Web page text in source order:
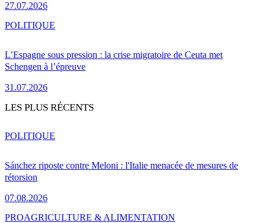
27.07.2026
L’Espagne sous pression : la crise migratoire de Ceuta met
Schengen à l’épreuve
31.07.2026
POLITIQUE
LES PLUS RÉCENTS
Sánchez riposte contre Meloni : l'Italie menacée de mesures de
rétorsion
07.08.2026
POLITIQUE
PROAGRICULTURE & ALIMENTATION